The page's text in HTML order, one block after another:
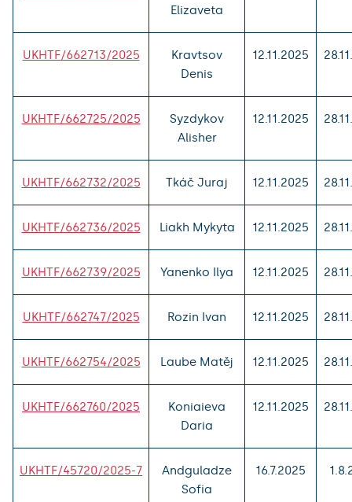
Elizaveta
UKHTF/662713/2025
Kravtsov
Denis
12.11.2025
UKHTF/662725/2025
Syzdykov
Alisher
12.11.2025
UKHTF/662732/2025 Tkáč Juraj 12.11.2025
UKHTF/662736/2025 Liakh Mykyta 12.11.2025
UKHTF/662739/2025 Yanenko Ilya 12.11.2025
UKHTF/662747/2025 Rozin Ivan 12.11.2025
UKHTF/662754/2025 Laube Matěj 12.11.2025
UKHTF/662760/2025
Koniaieva
Daria
12.11.2025
UKHTF/45720/2025-7
Andguladze
Sofia
16.7.2025